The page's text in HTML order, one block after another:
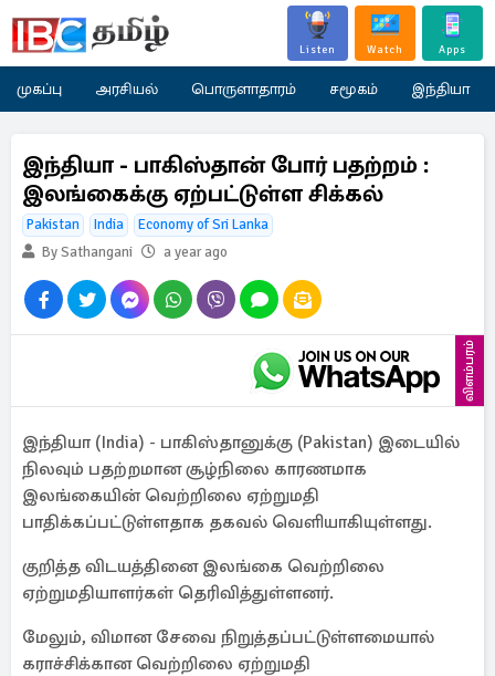
Listen Watch Apps
முகப்பு அரசியல் பொருளாதாரம் சமூகம் இந்தியா
இந்தியா - பாகிஸ்தான் போர் பதற்றம் :
இலங்கைக்கு ஏற்பட்டுள்ள சிக்கல்
Pakistan India
Economy of Sri Lanka
By Sathangani
a year ago
விளம்பரம்
இந்தியா (India) - பாகிஸ்தானுக்கு (Pakistan) இடையில்
நிலவும் பதற்றமான சூழ்நிலை காரணமாக
இலங்கையின் வெற்றிலை ஏற்றுமதி
பாதிக்கப்பட்டுள்ளதாக தகவல் வெளியாகியுள்ளது.
குறித்த விடயத்தினை இலங்கை வெற்றிலை
ஏற்றுமதியாளர்கள் தெரிவித்துள்ளனர்.
மேலும், விமான சேவை நிறுத்தப்பட்டுள்ளமையால்
கராச்சிக்கான வெற்றிலை ஏற்றுமதி